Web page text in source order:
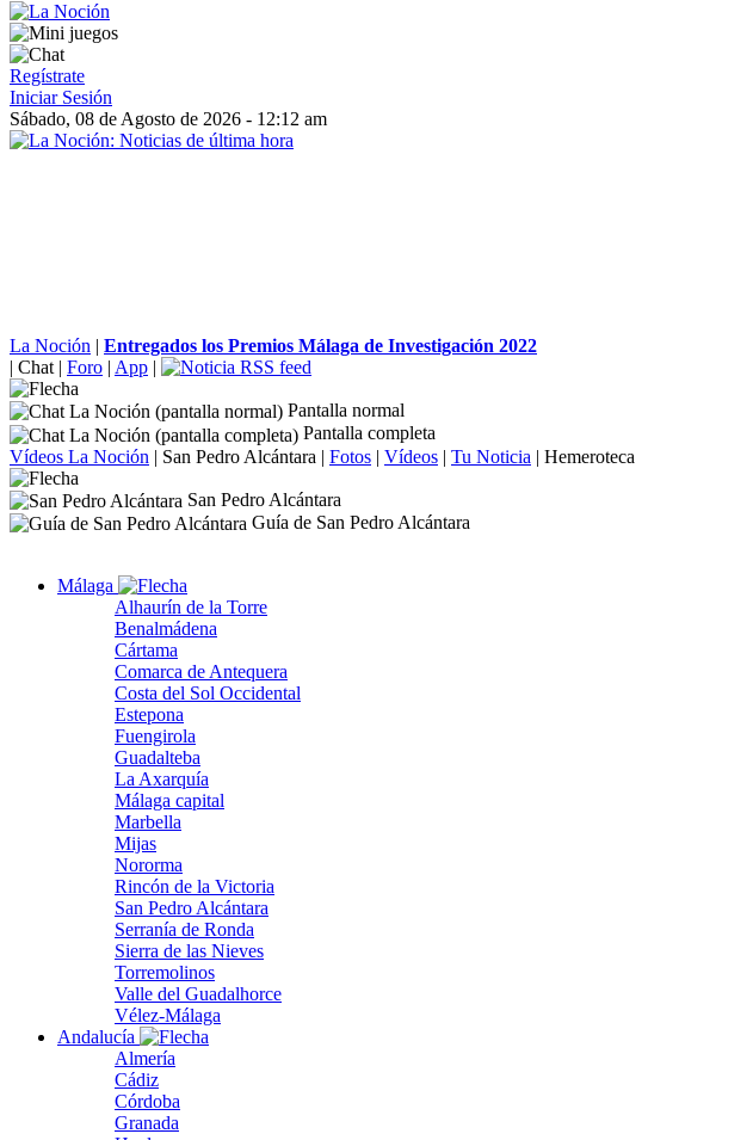
Regístrate
Iniciar Sesión
Sábado, 08 de Agosto de 2026 - 12:12 am
La Noción | Entregados los Premios Málaga de Investigación 2022
| Chat | Foro | App |
Pantalla normal
Pantalla completa
Vídeos La Noción | San Pedro Alcántara | Fotos | Vídeos | Tu Noticia | Hemeroteca
San Pedro Alcántara
Guía de San Pedro Alcántara
Málaga
Alhaurín de la Torre
Benalmádena
Cártama
Comarca de Antequera
Costa del Sol Occidental
Estepona
Fuengirola
Guadalteba
La Axarquía
Málaga capital
Marbella
Mijas
Nororma
Rincón de la Victoria
San Pedro Alcántara
Serranía de Ronda
Sierra de las Nieves
Torremolinos
Valle del Guadalhorce
Vélez-Málaga
Andalucía
Almería
Cádiz
Córdoba
Granada